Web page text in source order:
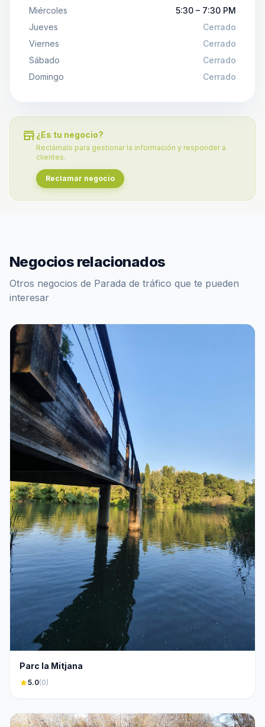
Miércoles
5:30 – 7:30 PM
Jueves
Cerrado
Viernes
Cerrado
Sábado
Cerrado
Domingo
Cerrado
store ¿Es tu negocio?
Reclámalo para gestionar la información y responder a
clientes.
Reclamar negocio
Negocios relacionados
Otros negocios de Parada de tráfico que te pueden
interesar
Parc la Mitjana
star5.0(0)